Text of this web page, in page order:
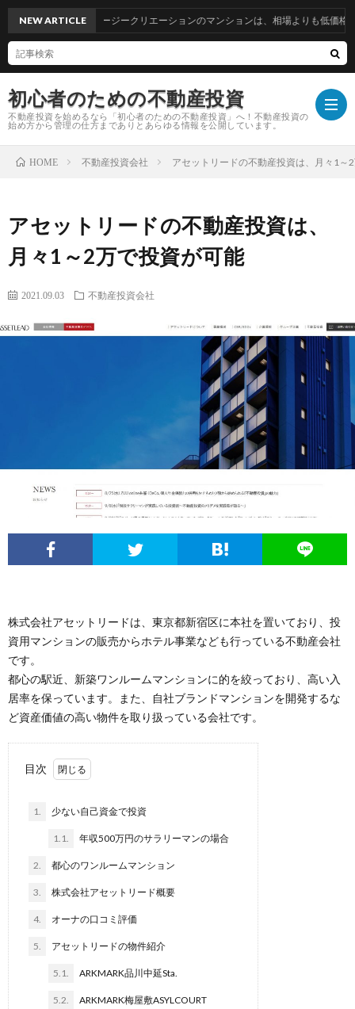
初心者のための不動産投資
不動産投資を始めるなら「初心者のための不動産投資」へ！不動産投資の
始め方から管理の仕方までありとあらゆる情報を公開しています。
問
プ
ー
リ
ー
NEW ARTICLEエージークリエーションのマンションは、相場よりも低価格で購入
HOME 不動産投資会社 アセットリードの不動産投資は、月々1～
アセットリードの不動産投資は、
月々1～2万で投資が可能
2021.09.03 不動産投資会社
株式会社アセットリードは、東京都新宿区に本社を置いており、投
資用マンションの販売からホテル事業なども行っている不動産会社
です。
都心の駅近、新築ワンルームマンションに的を絞っており、高い入
居率を保っています。また、自社ブランドマンションを開発するな
ど資産価値の高い物件を取り扱っている会社です。
目次
1. 少ない自己資金で投資
1.1. 年収500万円のサラリーマンの場合
2. 都心のワンルームマンション
3. 株式会社アセットリード概要
4. オーナの口コミ評価
5. アセットリードの物件紹介
5.1. ARKMARK品川中延Sta.
5.2. ARKMARK梅屋敷ASYLCOURT